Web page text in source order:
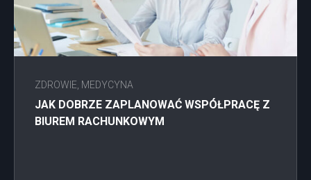
ZDROWIE, MEDYCYNA
JAK DOBRZE ZAPLANOWAĆ WSPÓŁPRACĘ Z
BIUREM RACHUNKOWYM